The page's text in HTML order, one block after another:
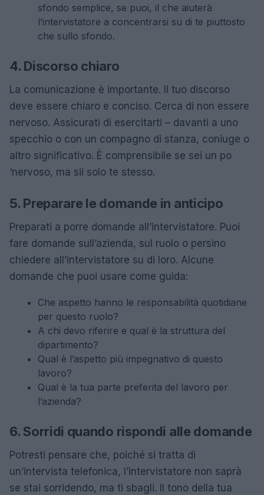
sfondo semplice, se puoi, il che aiuterà
l’intervistatore a concentrarsi su di te piuttosto
che sullo sfondo.
4. Discorso chiaro
La comunicazione è importante. Il tuo discorso
deve essere chiaro e conciso. Cerca di non essere
nervoso. Assicurati di esercitarti – davanti a uno
specchio o con un compagno di stanza, coniuge o
altro significativo. È comprensibile se sei un po
‘nervoso, ma sii solo te stesso.
5. Preparare le domande in anticipo
Preparati a porre domande all’intervistatore. Puoi
fare domande sull’azienda, sul ruolo o persino
chiedere all’intervistatore su di loro. Alcune
domande che puoi usare come guida:
Che aspetto hanno le responsabilità quotidiane
per questo ruolo?
A chi devo riferire e qual è la struttura del
dipartimento?
Qual è l’aspetto più impegnativo di questo
lavoro?
Qual è la tua parte preferita del lavoro per
l’azienda?
6. Sorridi quando rispondi alle domande
Potresti pensare che, poiché si tratta di
un’intervista telefonica, l’intervistatore non saprà
se stai sorridendo, ma ti sbagli. Il tono della tua